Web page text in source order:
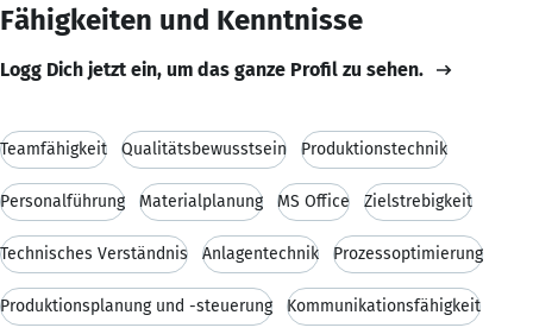
Fähigkeiten und Kenntnisse
Logg Dich jetzt ein, um das ganze Profil zu sehen.
Teamfähigkeit Qualitätsbewusstsein Produktionstechnik
Personalführung Materialplanung MS Office Zielstrebigkeit
Technisches Verständnis Anlagentechnik Prozessoptimierung
Produktionsplanung und -steuerung Kommunikationsfähigkeit